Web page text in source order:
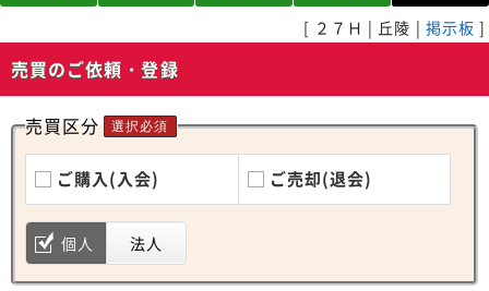
[ ２７Ｈ | 丘陵 | 掲示板 ]
売買のご依頼・登録
売買区分 選択必須
ご購入(入会) ご売却(退会)
個人 法人